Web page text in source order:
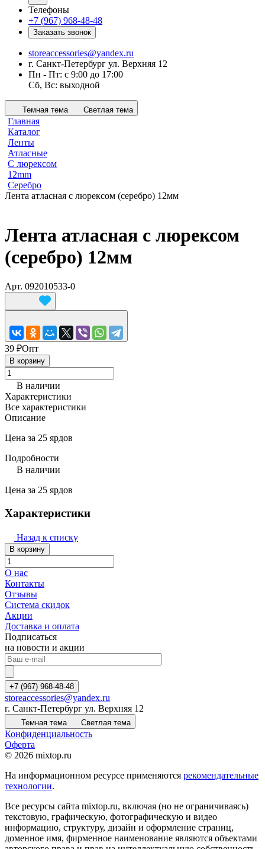
Телефоны
+7 (967) 968-48-48
Заказать звонок
storeaccessories@yandex.ru
г. Санкт-Петербург ул. Верхняя 12
Пн - Пт: с 9:00 до 17:00
Сб, Вс: выходной
Темная тема Светлая тема
Главная
Каталог
Ленты
Атласные
С люрексом
12mm
Серебро
Лента атласная с люрексом (серебро) 12мм
Лента атласная с люрексом
(серебро) 12мм
Арт. 092010533-0
39 ₽Опт
В корзину
В наличии
Характеристики
Все характеристики
Описание
Цена за 25 ярдов
Подробности
В наличии
Цена за 25 ярдов
Характеристики
Назад к списку
В корзину
О нас
Контакты
Отзывы
Система скидок
Акции
Доставка и оплата
Подписаться
на новости и акции
+7 (967) 968-48-48
storeaccessories@yandex.ru
г. Санкт-Петербург ул. Верхняя 12
Темная тема Светлая тема
Конфиденциальность
Оферта
© 2026 mixtop.ru
На информационном ресурсе применяются рекомендательные
технологии.
Все ресурсы сайта mixtop.ru, включая (но не ограничиваясь)
текстовую, графическую, фотографическую и видео
информацию, структуру, дизайн и оформление страниц,
доменное имя, фирменное наименование являются объектами